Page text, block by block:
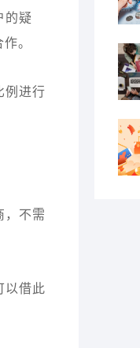
的疑
。
例进行
，不需
以借此